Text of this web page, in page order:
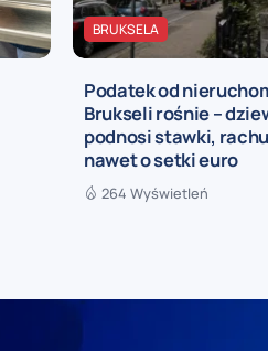
BRUKSELA
Podatek od
Brukseli rośnie –
podnosi stawki,
nawet o setki euro
264 Wyświetleń